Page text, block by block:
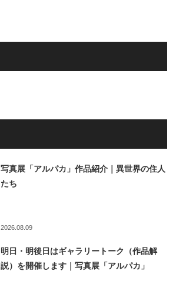
写真展「アルパカ」作品紹介｜異世界の住人
たち
2026.08.09
明日・明後日はギャラリートーク（作品解
説）を開催します｜写真展「アルパカ」